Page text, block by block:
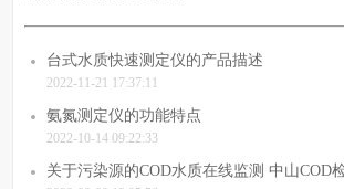
台式水质快速测定仪的产品描述
2022-11-21 17:37:11
氨氮测定仪的功能特点
2022-10-14 09:22:33
关于污染源的COD水质在线监测 中山COD